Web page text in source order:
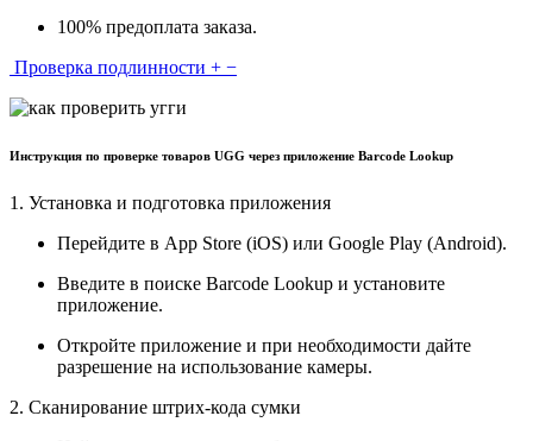
100% предоплата заказа.
Проверка подлинности + −
Инструкция по проверке товаров UGG через приложение Barcode Lookup
1. Установка и подготовка приложения
Перейдите в App Store (iOS) или Google Play (Android).
Введите в поиске Barcode Lookup и установите
приложение.
Откройте приложение и при необходимости дайте
разрешение на использование камеры.
2. Сканирование штрих-кода сумки